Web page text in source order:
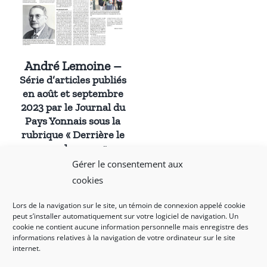
Gérer le consentement aux
cookies
Lors de la navigation sur le site, un témoin de connexion appelé cookie
peut s’installer automatiquement sur votre logiciel de navigation. Un
cookie ne contient aucune information personnelle mais enregistre des
informations relatives à la navigation de votre ordinateur sur le site
internet.
André Lemoine –
Série d’articles publiés
en août et septembre
2023 par le Journal du
Pays Yonnais sous la
rubrique « Derrière le
nom des rues »
Mentions légales et politique de confidentialité